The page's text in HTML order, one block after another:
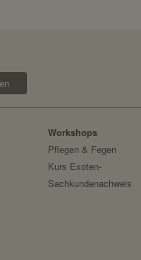
Workshops
Pflegen & Fegen
Kurs Exoten-
Sachkundenachweis